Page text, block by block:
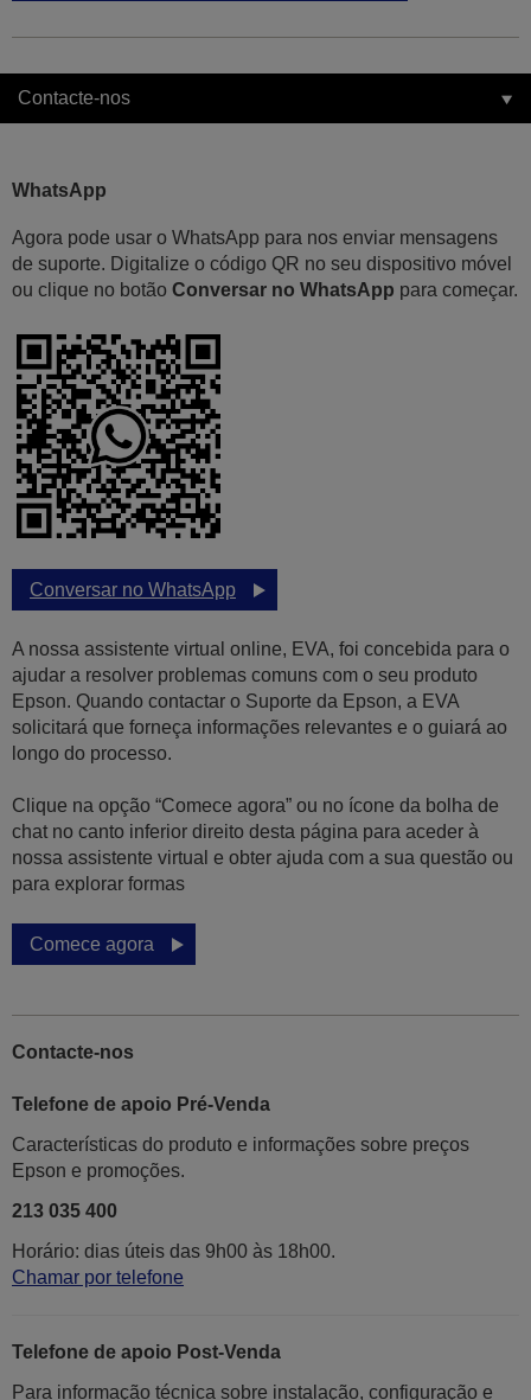
Contacte-nos
WhatsApp
Agora pode usar o WhatsApp para nos enviar mensagens
de suporte. Digitalize o código QR no seu dispositivo móvel
ou clique no botão Conversar no WhatsApp para começar.
Conversar no WhatsApp
A nossa assistente virtual online, EVA, foi concebida para o
ajudar a resolver problemas comuns com o seu produto
Epson. Quando contactar o Suporte da Epson, a EVA
solicitará que forneça informações relevantes e o guiará ao
longo do processo.
Clique na opção “Comece agora” ou no ícone da bolha de
chat no canto inferior direito desta página para aceder à
nossa assistente virtual e obter ajuda com a sua questão ou
para explorar formas
Comece agora
Contacte-nos
Telefone de apoio Pré-Venda
Características do produto e informações sobre preços
Epson e promoções.
213 035 400
Horário: dias úteis das 9h00 às 18h00.
Chamar por telefone
Telefone de apoio Post-Venda
Para informação técnica sobre instalação, configuração e